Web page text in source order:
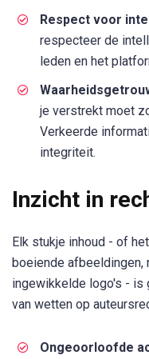
Respect voor
respecteer de
leden en het
je verstrekt moet
Verkeerde
integriteit.
Inzicht in
Elk stukje inhoud - of
boeiende
ingewikkelde logo's - is
van wetten op
Ongeoorloofde